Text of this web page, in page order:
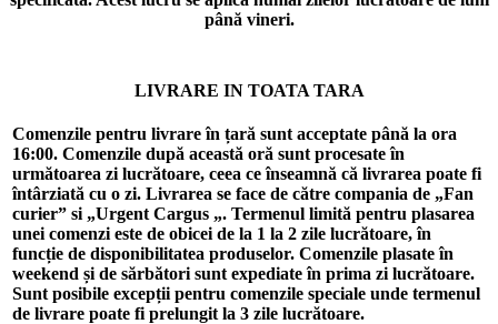
până vineri.
LIVRARE IN TOATA TARA
Comenzile pentru livrare în țară sunt acceptate până la ora
16:00. Comenzile după această oră sunt procesate în
următoarea zi lucrătoare, ceea ce înseamnă că livrarea poate fi
întârziată cu o zi. Livrarea se face de către compania de „Fan
curier” si „Urgent Cargus „. Termenul limită pentru plasarea
unei comenzi este de obicei de la 1 la 2 zile lucrătoare, în
funcție de disponibilitatea produselor. Comenzile plasate în
weekend și de sărbători sunt expediate în prima zi lucrătoare.
Sunt posibile excepții pentru comenzile speciale unde termenul
de livrare poate fi prelungit la 3 zile lucrătoare.